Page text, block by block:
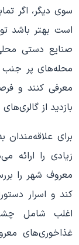
سوی دیگر، اگر
است بهتر باشد
صنایع دستی محلی
محله‌های پر جنب
معرفی کنند و
بازدید از
برای علاقه‌مندان
زیادی را ارائه
معروف شهر را
کند و اسرار
اغلب شامل
غذاخوری‌های